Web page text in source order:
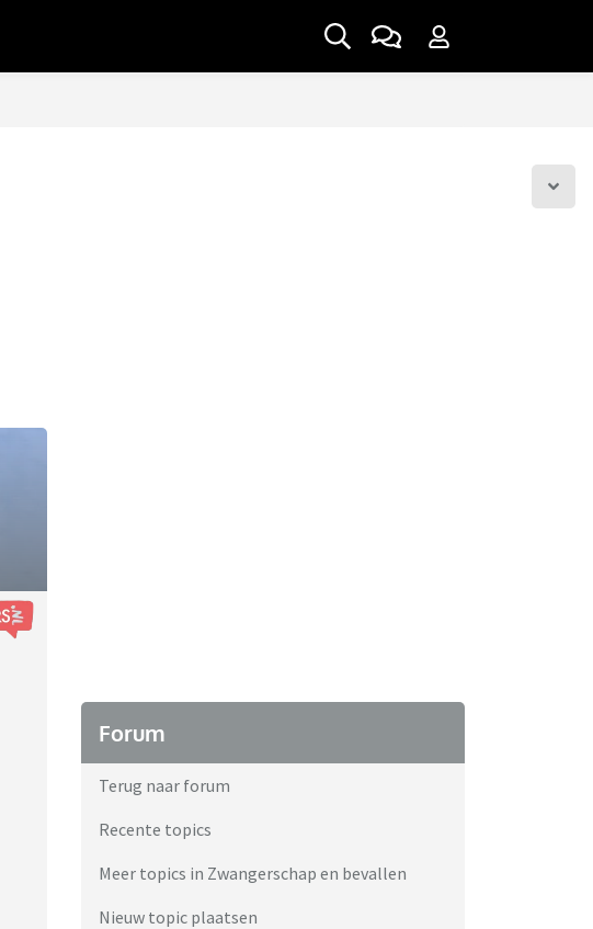
Forum
Terug naar forum
Recente topics
Meer topics in Zwangerschap en bevallen
Nieuw topic plaatsen